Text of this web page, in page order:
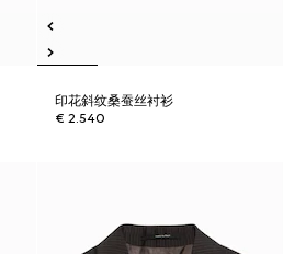
印花斜纹桑蚕丝衬衫
€ 2.540